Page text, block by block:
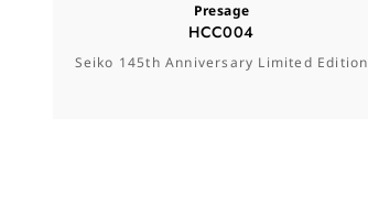
Presage
HCC004
Seiko 145th Anniversary Limited Edition